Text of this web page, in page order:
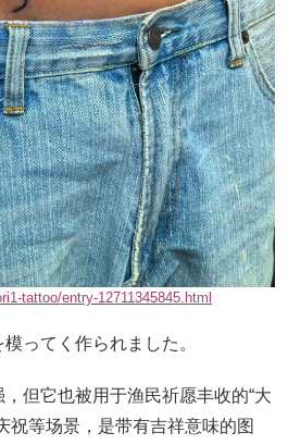
tattoo/entry-12711345845.html
ってく作られました。
但它也被用于渔民祈愿丰收的“大
祝等场景，是带有吉祥意味的图